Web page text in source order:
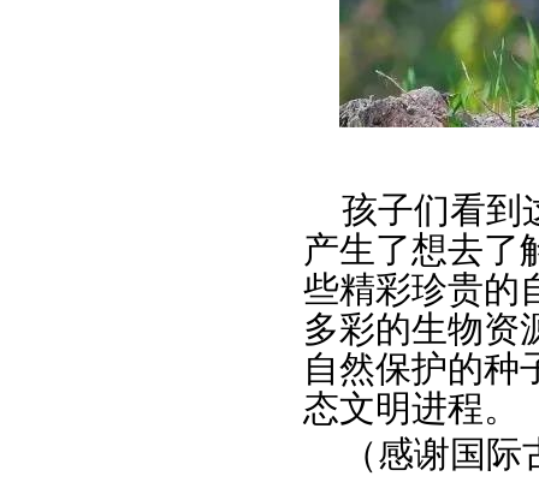
孩子们看到
产生了想去了
些精彩珍贵的
多彩的生物资
自然保护的种
态文明进程。
（感谢国